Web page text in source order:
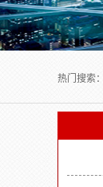
热门搜索：